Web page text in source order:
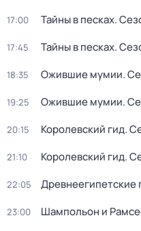
17:00 Тайны в песках.
17:45 Тайны в песках.
18:35 Ожившие мумии.
19:25 Ожившие мумии.
20:15 Королевский гид.
21:10 Королевский гид.
22:05 Древнеегипетские
23:00 Шампольон и